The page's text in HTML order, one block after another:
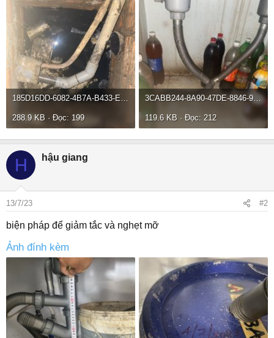
185D16DD-6082-4B7A-B433-EC74B152ED0F.jpeg
288.9 KB · Đọc: 199
3CABB244-8A90-47DE-8846-9F2E24A3479A.jpeg
119.6 KB · Đọc: 212
H hậu giang
13/7/23 #2
biện pháp để giảm tắc và nghẹt mỡ
Ảnh đính kèm